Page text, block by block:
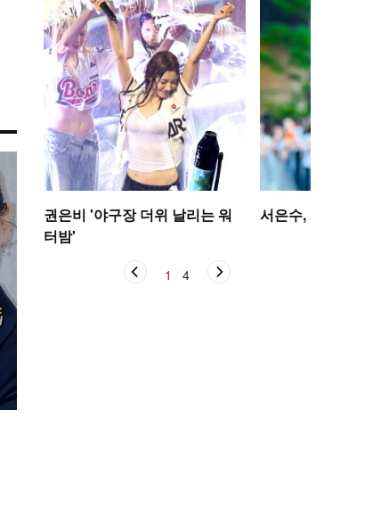
권은비 '야구장 더위 날리는 워
터밤'
서은수, 사뿐사뿐
1 4